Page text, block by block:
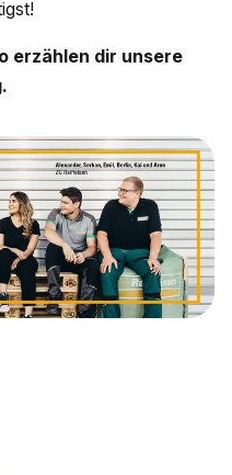
erzählen dir unsere